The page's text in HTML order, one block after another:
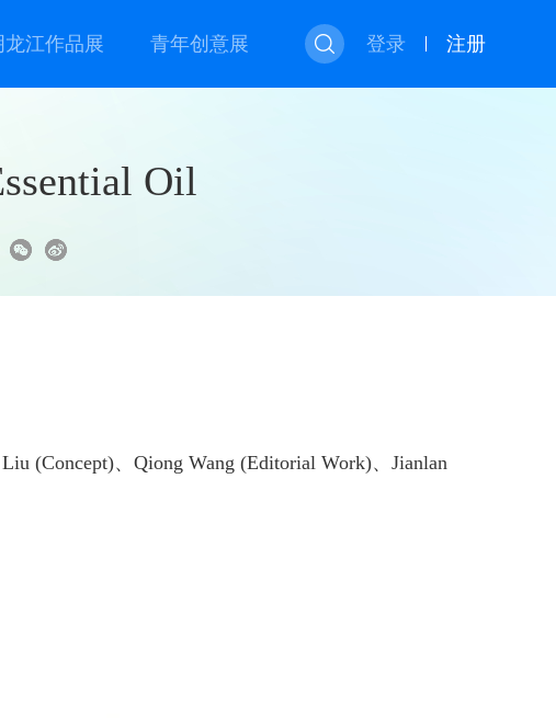
登录 注册
龙江作品展 青年创意展
Oil
(Concept)、Qiong Wang (Editorial Work)、Jianlan